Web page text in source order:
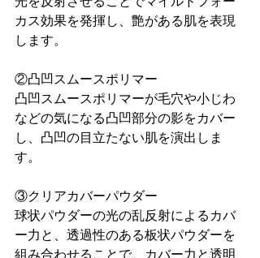
カス効果を発揮し、艶がある肌を表現
します。
②凸凹スムースポリマー
凸凹スムースポリマーが毛穴や小じわ
などの気になる凸凹部分の影をカバー
し、凸凹の目立たない肌を演出しま
す。
③クリアカバーパウダー
球状パウダーの光の乱反射によるカバ
ー力と、透過性のある板状パウダーを
組み合わせることで、カバー力と透明